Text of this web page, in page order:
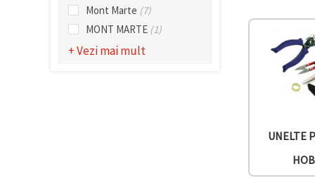
Mont Marte (7)
MONT MARTE (1)
+ Vezi mai mult
UNELTE